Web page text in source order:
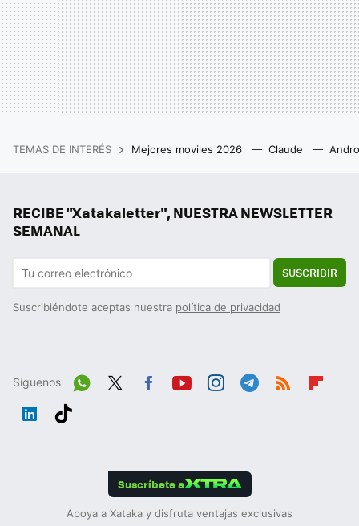
TEMAS DE INTERÉS Mejores moviles 2026 Claude
RECIBE "Xatakaletter", NUESTRA NEWSLETTER
SEMANAL
SUSCRIBIR
Suscribiéndote aceptas nuestra política de privacidad
Síguenos
Wh
Suscríbete a
Apoya a Xataka y disfruta ventajas exclusivas